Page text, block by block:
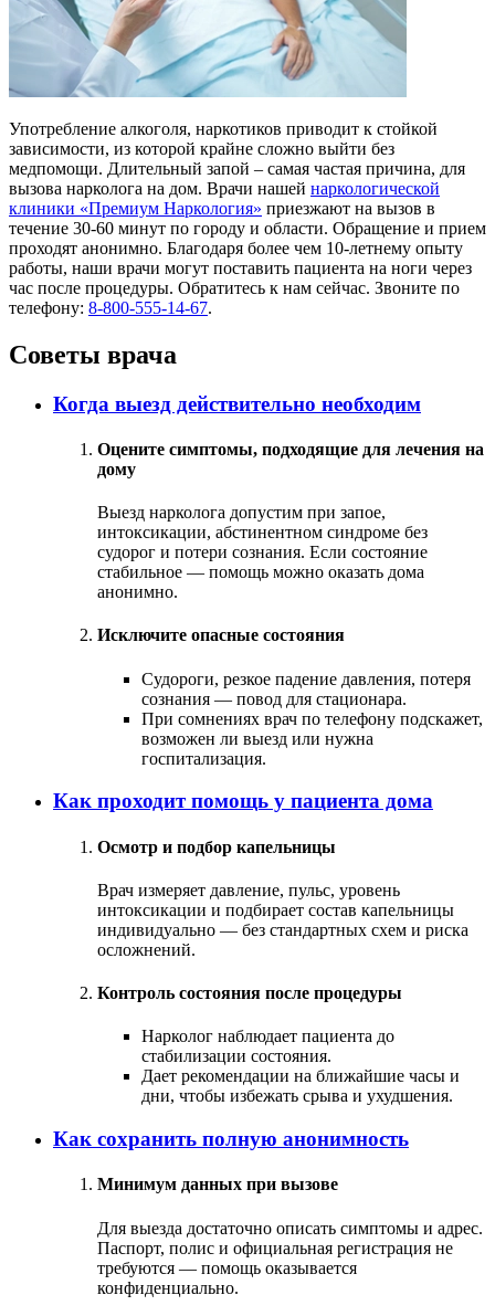
Употребление алкоголя, наркотиков приводит к стойкой
зависимости, из которой крайне сложно выйти без
медпомощи. Длительный запой – самая частая причина, для
вызова нарколога на дом. Врачи нашей наркологической
клиники «Премиум Наркология» приезжают на вызов в
течение 30-60 минут по городу и области. Обращение и прием
проходят анонимно. Благодаря более чем 10-летнему опыту
работы, наши врачи могут поставить пациента на ноги через
час после процедуры. Обратитесь к нам сейчас. Звоните по
телефону: 8-800-555-14-67.
Советы врача
Когда выезд действительно необходим
Оцените симптомы, подходящие для лечения на
дому
Выезд нарколога допустим при запое,
интоксикации, абстинентном синдроме без
судорог и потери сознания. Если состояние
стабильное — помощь можно оказать дома
анонимно.
Исключите опасные состояния
Судороги, резкое падение давления, потеря
сознания — повод для стационара.
При сомнениях врач по телефону подскажет,
возможен ли выезд или нужна
госпитализация.
Как проходит помощь у пациента дома
Осмотр и подбор капельницы
Врач измеряет давление, пульс, уровень
интоксикации и подбирает состав капельницы
индивидуально — без стандартных схем и риска
осложнений.
Контроль состояния после процедуры
Нарколог наблюдает пациента до
стабилизации состояния.
Дает рекомендации на ближайшие часы и
дни, чтобы избежать срыва и ухудшения.
Как сохранить полную анонимность
Минимум данных при вызове
Для выезда достаточно описать симптомы и адрес.
Паспорт, полис и официальная регистрация не
требуются — помощь оказывается
конфиденциально.